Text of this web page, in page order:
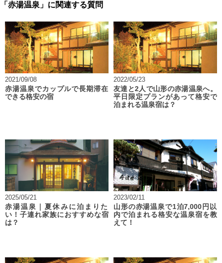
「赤湯温泉」に関連する質問
2021/09/08
赤湯温泉でカップルで長期滞在
できる格安の宿
2022/05/23
友達と2人で山形の赤湯温泉へ。
平日限定プランがあって格安で
泊まれる温泉宿は？
2025/05/21
赤湯温泉｜夏休みに泊まりた
い！子連れ家族におすすめな宿
は？
2023/02/11
山形の赤湯温泉で1泊7,000円以
内で泊まれる格安な温泉宿を教
えて！